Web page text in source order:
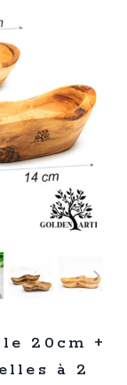
20cm +
à 2